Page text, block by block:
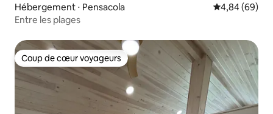
Hébergement ⋅ Pensacola Évaluation
4,84 (69)
Entre les plages
Coup de cœur voyageurs
Coup de cœur voyageurs